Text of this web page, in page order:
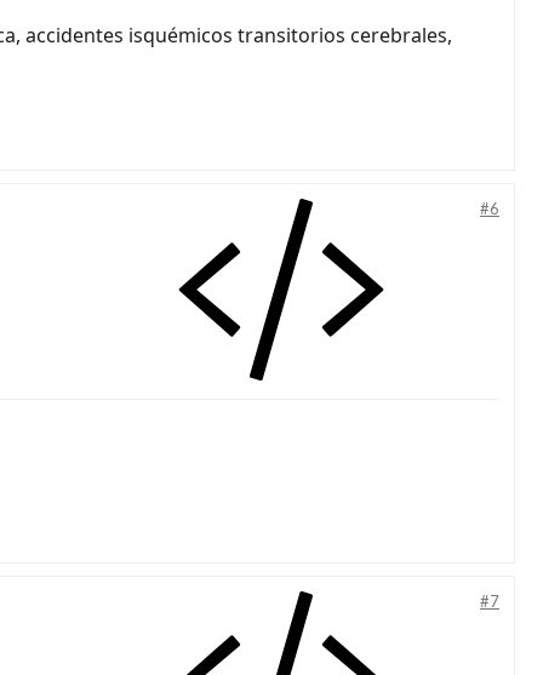
accidentes isquémicos transitorios cerebrales,
#6
#7